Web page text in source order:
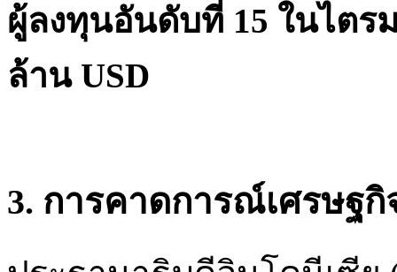
ผู้ลงทุนอันดับที่ 15 ในไตร
ล้าน USD
3. การคาดการณ์เศรษฐ